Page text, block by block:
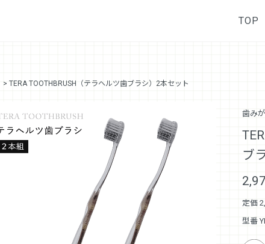
TOP
> TERA TOOTHBRUSH（テラヘルツ歯ブラシ）2本セット
歯み
ブ
定価
型番